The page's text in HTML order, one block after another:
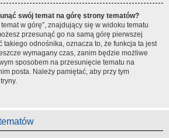
swój temat na górę strony tematów?
w górę”, znajdujący się w widoku tematu
przesunąć go na samą górę pierwszej
takiego odnośnika, oznacza to, że funkcja ta jest
wymagany czas, zanim będzie możliwe
sposobem na przesunięcie tematu na
posta. Należy pamiętać, aby przy tym